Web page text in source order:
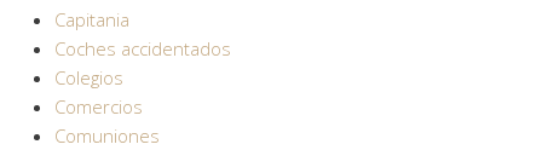
Capitania
Coches accidentados
Colegios
Comercios
Comuniones